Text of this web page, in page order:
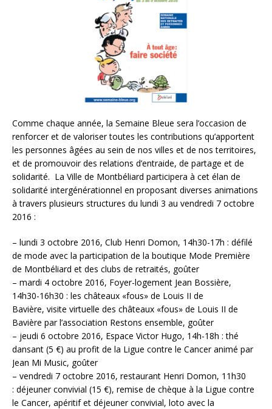
Comme chaque année, la Semaine Bleue sera l’occasion de
renforcer et de valoriser toutes les contributions qu’apportent
les personnes âgées au sein de nos villes et de nos territoires,
et de promouvoir des relations d’entraide, de partage et de
solidarité. La Ville de Montbéliard participera à cet élan de
solidarité intergénérationnel en proposant diverses animations
à travers plusieurs structures du lundi 3 au vendredi 7 octobre
2016 :
– lundi 3 octobre 2016, Club Henri Domon, 14h30-17h : défilé
de mode avec la participation de la boutique Mode Première
de Montbéliard et des clubs de retraités, goûter
– mardi 4 octobre 2016, Foyer-logement Jean Bossière,
14h30-16h30 : les châteaux «fous» de Louis II de
Bavière, visite virtuelle des châteaux «fous» de Louis II de
Bavière par l’association Restons ensemble, goûter
– jeudi 6 octobre 2016, Espace Victor Hugo, 14h-18h : thé
dansant (5 €) au profit de la Ligue contre le Cancer animé par
Jean Mi Music, goûter
– vendredi 7 octobre 2016, restaurant Henri Domon, 11h30
: déjeuner convivial (15 €), remise de chèque à la Ligue contre
le Cancer, apéritif et déjeuner convivial, loto avec la